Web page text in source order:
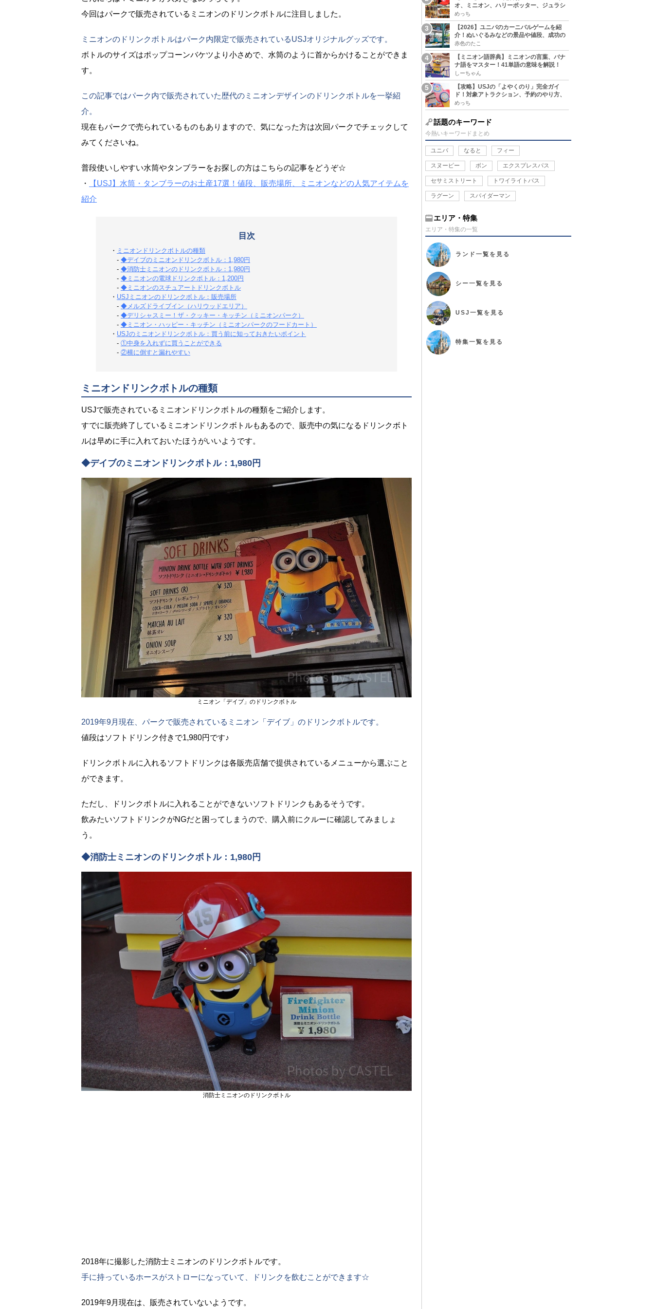
今回はパークで販売されているミニオンのドリンクボトルに注目しました。
ミニオンのドリンクボトルはパーク内限定で販売されているUSJオリジナルグッズです。
ボトルのサイズはポップコーンバケツより小さめで、水筒のように首からかけることができま
す。
この記事ではパーク内で販売されていた歴代のミニオンデザインのドリンクボトルを一挙紹
介。
現在もパークで売られているものもありますので、気になった方は次回パークでチェックして
みてくださいね。
普段使いしやすい水筒やタンブラーをお探しの方はこちらの記事をどうぞ☆
・
【USJ】水筒・タンブラーのお土産17選！値段、販売場所、ミニオンなどの人気アイテムを
紹介
目次
・ ミニオンドリンクボトルの種類
- ◆デイブのミニオンドリンクボトル：1,980円
- ◆消防士ミニオンのドリンクボトル：1,980円
- ◆ミニオンの電球ドリンクボトル：1,200円
- ◆ミニオンのスチュアートドリンクボトル
・ USJミニオンのドリンクボトル：販売場所
- ◆メルズドライブイン（ハリウッドエリア）
- ◆デリシャスミー！ザ・クッキー・キッチン（ミニオンパーク）
- ◆ミニオン・ハッピー・キッチン（ミニオンパークのフードカート）
・ USJのミニオンドリンクボトル：買う前に知っておきたいポイント
- ①中身を入れずに買うことができる
- ②横に倒すと漏れやすい
ミニオンドリンクボトルの種類
USJで販売されているミニオンドリンクボトルの種類をご紹介します。
すでに販売終了しているミニオンドリンクボトルもあるので、販売中の気になるドリンクボト
ルは早めに手に入れておいたほうがいいようです。
◆デイブのミニオンドリンクボトル：1,980円
ミニオン「デイブ」のドリンクボトル
2019年9月現在、パークで販売されているミニオン「デイブ」のドリンクボトルです。
値段はソフトドリンク付きで1,980円です♪
ドリンクボトルに入れるソフトドリンクは各販売店舗で提供されているメニューから選ぶこと
ができます。
ただし、ドリンクボトルに入れることができないソフトドリンクもあるそうです。
飲みたいソフトドリンクがNGだと困ってしまうので、購入前にクルーに確認してみましょ
う。
◆消防士ミニオンのドリンクボトル：1,980円
消防士ミニオンのドリンクボトル
2018年に撮影した消防士ミニオンのドリンクボトルです。
手に持っているホースがストローになっていて、ドリンクを飲むことができます☆
2019年9月現在は、販売されていないようです。
オ、ミニオン、ハリーポッター、ジュラシ
ックパーク、セサミ、SINGなどのグッズ情
報
めっち
【2026】ユニバのカーニバルゲームを紹
介！ぬいぐるみなどの景品や値段、成功の
コツ、実施場所まとめ
赤色のたこ
【ミニオン語辞典】ミニオンの言葉、バナ
ナ語をマスター！41単語の意味を解説！
しーちゃん
【攻略】USJの「よやくのり」完全ガイ
ド！対象アトラクション、予約のやり方、
整理券との違い、注意点を紹介
めっち
話題のキーワード
今熱いキーワードまとめ
ユニバ なると フィー
スヌーピー ボン エクスプレスパス
セサミストリート トワイライトパス
ラグーン スパイダーマン
エリア・特集
エリア・特集の一覧
ランド 一覧を見る
シー一覧を見る
USJ 一覧を見る
特集一覧を見る